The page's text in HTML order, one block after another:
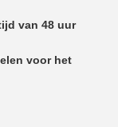
van 48 uur
voor het